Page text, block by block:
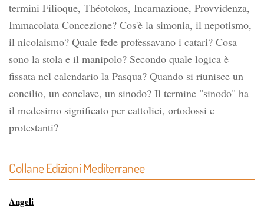
termini Filioque, Théotokos, Incarnazione, Provvidenza,
Immacolata Concezione? Cos'è la simonia, il nepotismo,
il nicolaismo? Quale fede professavano i catari? Cosa
sono la stola e il manipolo? Secondo quale logica è
fissata nel calendario la Pasqua? Quando si riunisce un
concilio, un conclave, un sinodo? Il termine "sinodo" ha
il medesimo significato per cattolici, ortodossi e
protestanti?
Collane Edizioni Mediterranee
Angeli